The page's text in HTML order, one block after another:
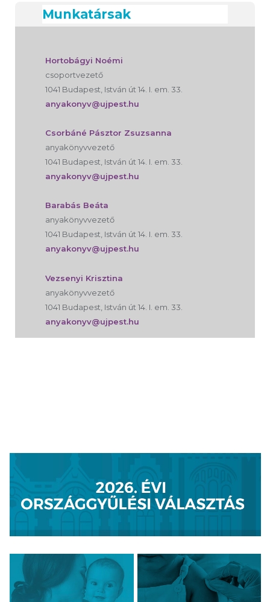
Munkatársak
Hortobágyi Noémi
csoportvezető
1041 Budapest, István út 14. I. em. 33.
anyakonyv@ujpest.hu
Csorbáné Pásztor Zsuzsanna
anyakönyvvezető
1041 Budapest, István út 14. I. em. 33.
anyakonyv@ujpest.hu
Barabás Beáta
anyakönyvvezető
1041 Budapest, István út 14. I. em. 33.
anyakonyv@ujpest.hu
Vezsenyi Krisztina
anyakönyvvezető
1041 Budapest, István út 14. I. em. 33.
anyakonyv@ujpest.hu